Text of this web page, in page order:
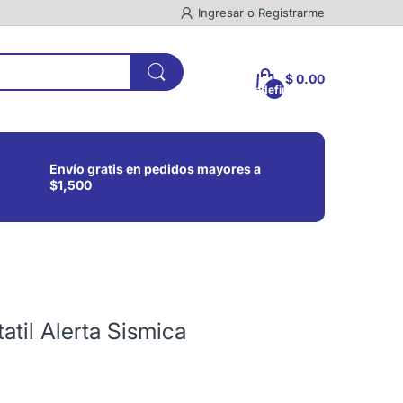
Ingresar o Registrarme
undefined
$ 0.00
Envío gratis en pedidos mayores a
$1,500
Alerta Sismica